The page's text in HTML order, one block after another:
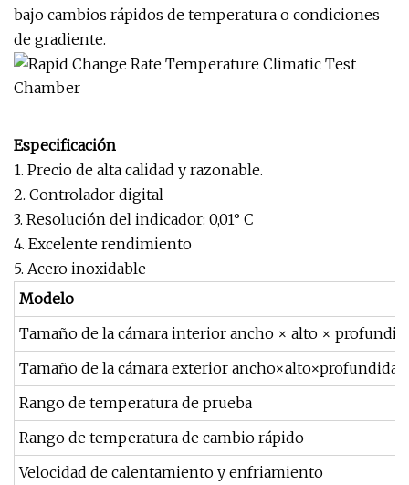
bajo cambios rápidos de temperatura o condiciones
de gradiente.
Especificación
1. Precio de alta calidad y razonable.
2. Controlador digital
3. Resolución del indicador: 0,01° C
4. Excelente rendimiento
5. Acero inoxidable
Modelo
Tamaño de la cámara interior ancho × alto ×
Tamaño de la cámara exterior
Rango de temperatura de prueba
Rango de temperatura de cambio rápido
Velocidad de calentamiento y enfriamiento